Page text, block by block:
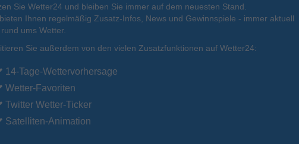
So. 16.08. Mo . 17.08. Di. 18.08. Mi. 19.08.
27°C 25°C
Sie Wetter24 und bleiben Sie immer auf dem neuesten Stand.
Ihnen regelmäßig Zusatz-Infos, News und Gewinnspiele - immer aktuell
ums Wetter.
Sie außerdem von den vielen Zusatzfunktionen auf Wetter24:
14-Tage-Wettervorhersage
Wetter-Favoriten
Twitter Wetter-Ticker
Satelliten-Animation